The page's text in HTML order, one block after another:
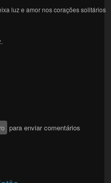
luz e amor nos corações solitários
para enviar comentários